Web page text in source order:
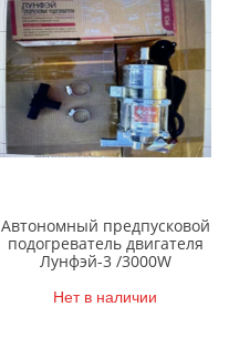
Автономный предпусковой
подогреватель двигателя
Лунфэй-3 /3000W
Нет в наличии